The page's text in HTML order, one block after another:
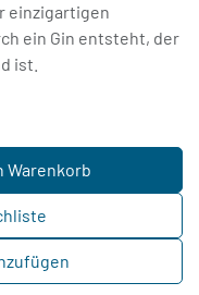
einzigartigen
ein Gin entsteht, der
ist.
Warenkorb